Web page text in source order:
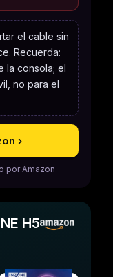
el cable sin
Recuerda:
la consola; el
no para el
›
por Amazon
H5